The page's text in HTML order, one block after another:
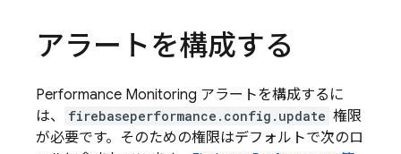
アラートを構成する
Performance Monitoring アラートを構成するに
は、
firebaseperformance.config.update 権限
が必要です。そのための権限はデフォルトで次のロ